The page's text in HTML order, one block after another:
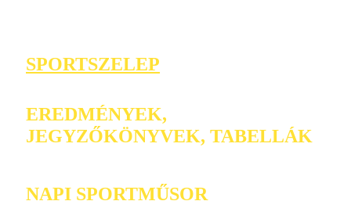
SPORTSZELEP
EREDMÉNYEK,
JEGYZŐKÖNYVEK, TABELLÁK
NAPI SPORTMŰSOR